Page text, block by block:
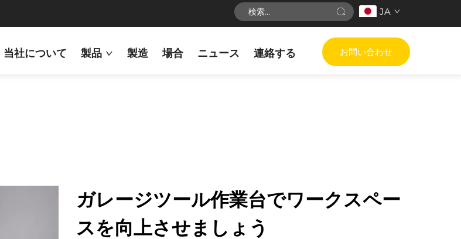
JA
当社について 製品 製造 場合 ニュース 連絡する お問い合わせ
ガレージツール作業台でワークスペー
スを向上させましょう